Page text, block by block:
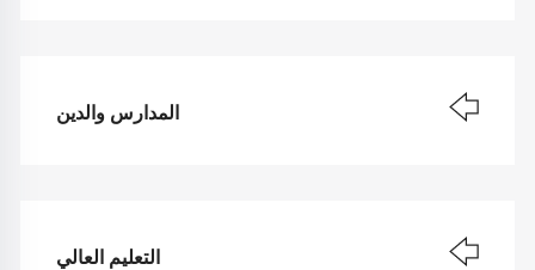
المدارس والدين
التعليم العالي